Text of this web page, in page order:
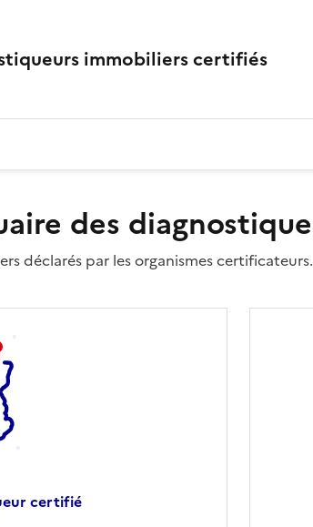
immobiliers certifiés
des
déclarés par les organismes certificateurs.
certifié